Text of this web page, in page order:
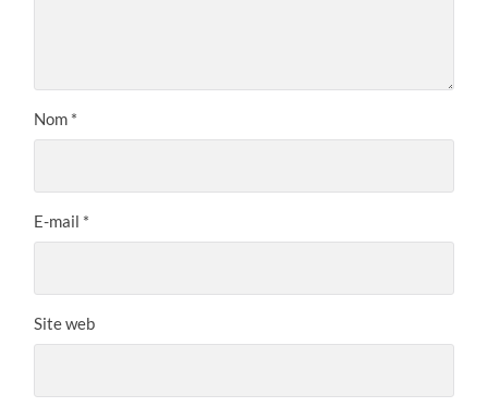
Nom *
E-mail *
Site web